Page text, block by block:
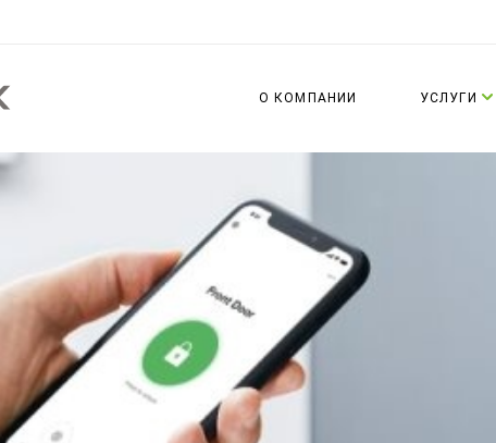
О КОМПАНИИ УСЛУГИ